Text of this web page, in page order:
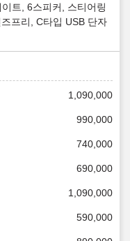
트, 6스피커, 스티어링
프리, C타입 USB 단자
1,090,000
990,000
740,000
690,000
1,090,000
590,000